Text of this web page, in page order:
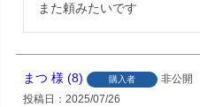
また頼みたいです
まつ 8 購入者
非公開
投稿日
2025/07/26